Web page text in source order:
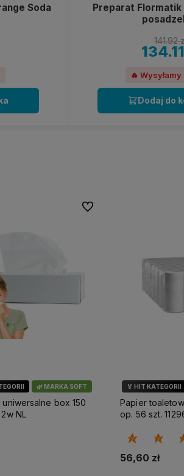
Soda
Preparat Flormatik
141.92
🔥
Dodaj do
🌿 MARKA SOFT
box 150
NL
Do ulubionych
🏅 HIT KATEGORII
Papier
op. 56 szt.
56,60 zł